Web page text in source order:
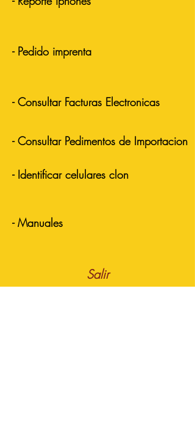
- Pedido imprenta
- Consultar Facturas Electronicas
- Consultar Pedimentos de Importacion
- Identificar celulares clon
- Manuales
Salir